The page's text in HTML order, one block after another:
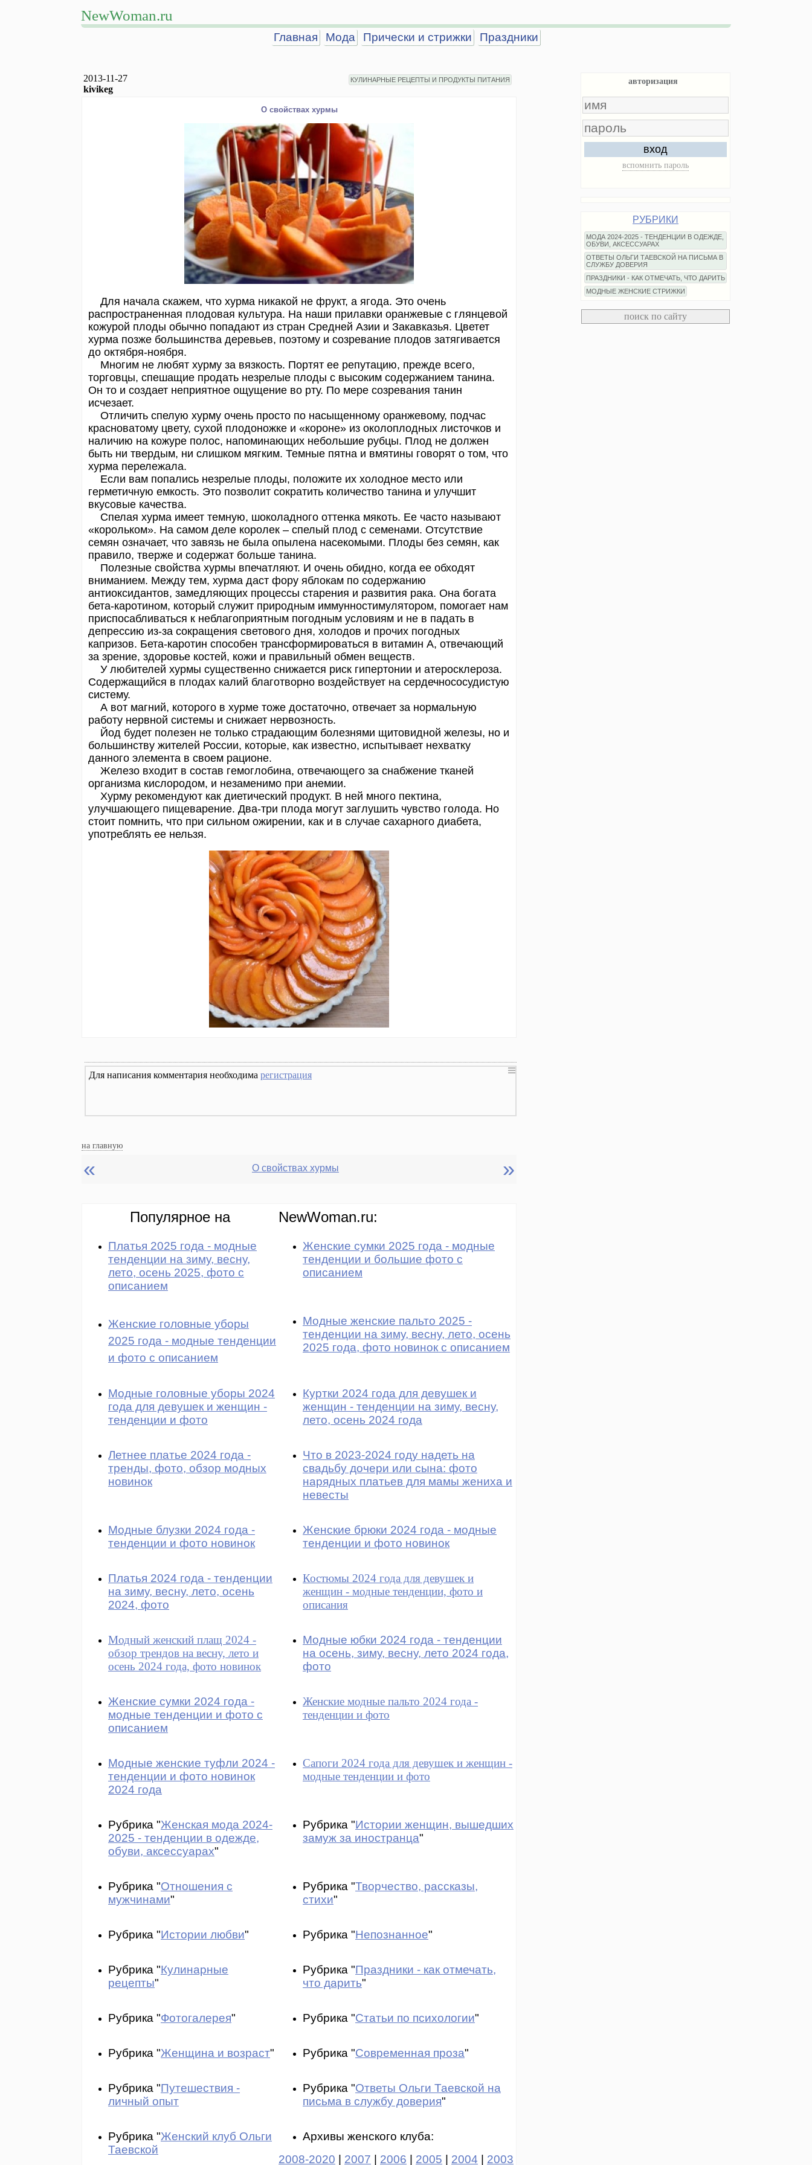
NewWoman.ru
Главная Мода Прически и стрижки Праздники
2013-11-27
kivikeg
КУЛИНАРНЫЕ РЕЦЕПТЫ И ПРОДУКТЫ ПИТАНИЯ
О свойствах хурмы
Для начала скажем, что хурма никакой не фрукт, а ягода. Это очень
распространенная плодовая культура. На наши прилавки оранжевые с глянцевой
кожурой плоды обычно попадают из стран Средней Азии и Закавказья. Цветет
хурма позже большинства деревьев, поэтому и созревание плодов затягивается
до октября-ноября.
Многим не любят хурму за вязкость. Портят ее репутацию, прежде всего,
торговцы, спешащие продать незрелые плоды с высоким содержанием танина.
Он то и создает неприятное ощущение во рту. По мере созревания танин
исчезает.
Отличить спелую хурму очень просто по насыщенному оранжевому, подчас
красноватому цвету, сухой плодоножке и «короне» из околоплодных листочков и
наличию на кожуре полос, напоминающих небольшие рубцы. Плод не должен
быть ни твердым, ни слишком мягким. Темные пятна и вмятины говорят о том, что
хурма перележала.
Если вам попались незрелые плоды, положите их холодное место или
герметичную емкость. Это позволит сократить количество танина и улучшит
вкусовые качества.
Спелая хурма имеет темную, шоколадного оттенка мякоть. Ее часто называют
«корольком». На самом деле королек – спелый плод с семенами. Отсутствие
семян означает, что завязь не была опылена насекомыми. Плоды без семян, как
правило, тверже и содержат больше танина.
Полезные свойства хурмы впечатляют. И очень обидно, когда ее обходят
вниманием. Между тем, хурма даст фору яблокам по содержанию
антиоксидантов, замедляющих процессы старения и развития рака. Она богата
бета-каротином, который служит природным иммунностимулятором, помогает нам
приспосабливаться к неблагоприятным погодным условиям и не в падать в
депрессию из-за сокращения светового дня, холодов и прочих погодных
капризов. Бета-каротин способен трансформироваться в витамин А, отвечающий
за зрение, здоровье костей, кожи и правильный обмен веществ.
У любителей хурмы существенно снижается риск гипертонии и атеросклероза.
Содержащийся в плодах калий благотворно воздействует на сердечнососудистую
систему.
А вот магний, которого в хурме тоже достаточно, отвечает за нормальную
работу нервной системы и снижает нервозность.
Йод будет полезен не только страдающим болезнями щитовидной железы, но и
большинству жителей России, которые, как известно, испытывает нехватку
данного элемента в своем рационе.
Железо входит в состав гемоглобина, отвечающего за снабжение тканей
организма кислородом, и незаменимо при анемии.
Хурму рекомендуют как диетический продукт. В ней много пектина,
улучшающего пищеварение. Два-три плода могут заглушить чувство голода. Но
стоит помнить, что при сильном ожирении, как и в случае сахарного диабета,
употреблять ее нельзя.
Для написания комментария необходима регистрация
на главную
« О свойствах хурмы »
Популярное на NewWoman.ru:
Платья 2025 года - модные
тенденции на зиму, весну,
лето, осень 2025, фото с
описанием
Женские сумки 2025 года - модные
тенденции и большие фото с
описанием
Женские головные уборы
2025 года - модные тенденции
и фото с описанием
Модные женские пальто 2025 -
тенденции на зиму, весну, лето, осень
2025 года, фото новинок с описанием
Модные головные уборы 2024
года для девушек и женщин -
тенденции и фото
Куртки 2024 года для девушек и
женщин - тенденции на зиму, весну,
лето, осень 2024 года
Летнее платье 2024 года -
тренды, фото, обзор модных
новинок
Что в 2023-2024 году надеть на
свадьбу дочери или сына: фото
нарядных платьев для мамы жениха и
невесты
Модные блузки 2024 года -
тенденции и фото новинок
Женские брюки 2024 года - модные
тенденции и фото новинок
Платья 2024 года - тенденции
на зиму, весну, лето, осень
2024, фото
Костюмы 2024 года для девушек и
женщин - модные тенденции, фото и
описания
Модный женский плащ 2024 -
обзор трендов на весну, лето и
осень 2024 года, фото новинок
Модные юбки 2024 года - тенденции
на осень, зиму, весну, лето 2024 года,
фото
Женские сумки 2024 года -
модные тенденции и фото с
описанием
Женские модные пальто 2024 года -
тенденции и фото
Модные женские туфли 2024 -
тенденции и фото новинок
2024 года
Сапоги 2024 года для девушек и женщин -
модные тенденции и фото
Рубрика "Женская мода 2024-
2025 - тенденции в одежде,
обуви, аксессуарах"
Рубрика "Истории женщин, вышедших
замуж за иностранца"
Рубрика "Отношения с
мужчинами"
Рубрика "Творчество, рассказы,
стихи"
Рубрика "Истории любви" Рубрика "Непознанное"
Рубрика "Кулинарные
рецепты"
Рубрика "Праздники - как отмечать,
что дарить"
Рубрика "Фотогалерея" Рубрика "Статьи по психологии"
Рубрика "Женщина и возраст" Рубрика "Современная проза"
Рубрика "Путешествия -
личный опыт
Рубрика "Ответы Ольги Таевской на
письма в службу доверия"
Рубрика "Женский клуб Ольги
Таевской
Архивы женского клуба:
2008-2020
2007 2006 2005 2004 2003
авторизация
вход
вспомнить пароль
РУБРИКИ
МОДА 2024-2025 - ТЕНДЕНЦИИ В ОДЕЖДЕ,
ОБУВИ, АКСЕССУАРАХ
ОТВЕТЫ ОЛЬГИ ТАЕВСКОЙ НА ПИСЬМА В
СЛУЖБУ ДОВЕРИЯ
ПРАЗДНИКИ - КАК ОТМЕЧАТЬ, ЧТО ДАРИТЬ
МОДНЫЕ ЖЕНСКИЕ СТРИЖКИ